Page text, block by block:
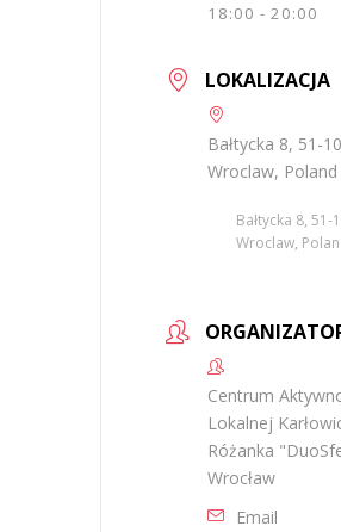
18:00 - 20:00
LOKALIZACJA
Bałtycka 8, 51-
Wroclaw, Poland
Bałtycka 8, 51-
Wroclaw,
Centrum
Lokalnej
Różanka
Wrocław
Email